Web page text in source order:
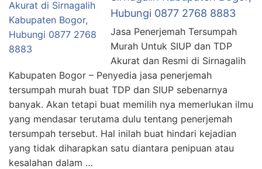
Hubungi 0877 2768 8883
Jasa Penerjemah Tersumpah
Murah Untuk SIUP dan TDP
Akurat dan Resmi di Sirnagalih
Kabupaten Bogor – Penyedia jasa penerjemah
tersumpah murah buat TDP dan SIUP sebenarnya
banyak. Akan tetapi buat memilih nya memerlukan ilmu
yang mendasar terutama dulu tentang penerjemah
tersumpah tersebut. Hal inilah buat hindari kejadian
yang tidak diharapkan satu diantara penipuan atau
kesalahan dalam …